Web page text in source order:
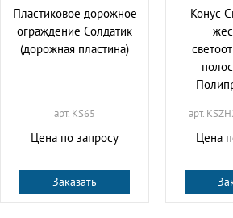
Пластиковое дорожное
ограждение Солдатик
(дорожная пластина)
арт. KS65
Цена по запросу
Заказать
Конус
арт.
Цена